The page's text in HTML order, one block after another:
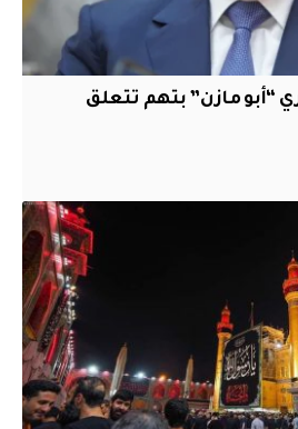
“أبو مازن” بتهم تتعلق